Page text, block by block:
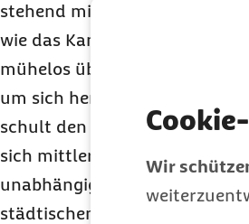
Wir
stehend mithilfe eines
wie das Kanufahren. „Beim
mühelos über das Wasser zu
um sich herum genießen,
schult den
sich mittlerweile großer
unabhängig vom Wind
städtischen Gebieten